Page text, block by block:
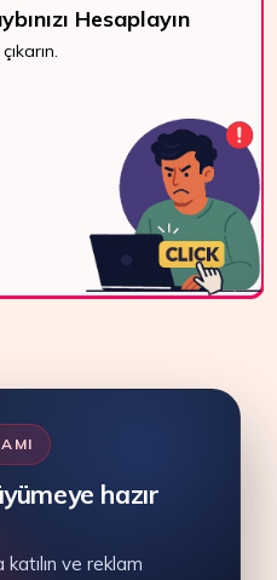
Hesaplayın
hazır
katılın ve reklam